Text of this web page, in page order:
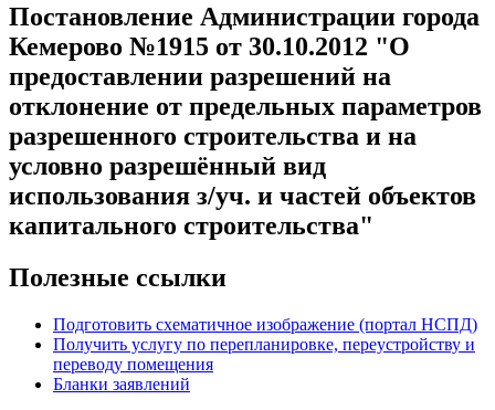
Постановление Администрации города
Кемерово №1915 от 30.10.2012 "О
предоставлении разрешений на
отклонение от предельных параметров
разрешенного строительства и на
условно разрешённый вид
использования з/уч. и частей объектов
капитального строительства"
Полезные ссылки
Подготовить схематичное изображение (портал НСПД)
Получить услугу по перепланировке, переустройству и
переводу помещения
Бланки заявлений